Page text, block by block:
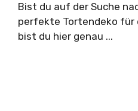
Bist du auf der Suche
perfekte Tortendeko für
bist du hier genau ...